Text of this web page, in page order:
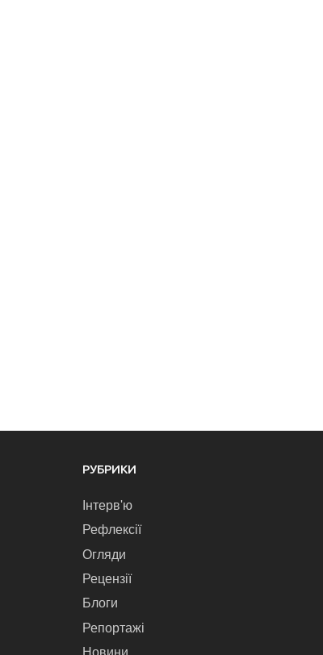
РУБРИКИ
Інтерв'ю
Рефлексії
Огляди
Рецензії
Блоги
Репортажі
Новини